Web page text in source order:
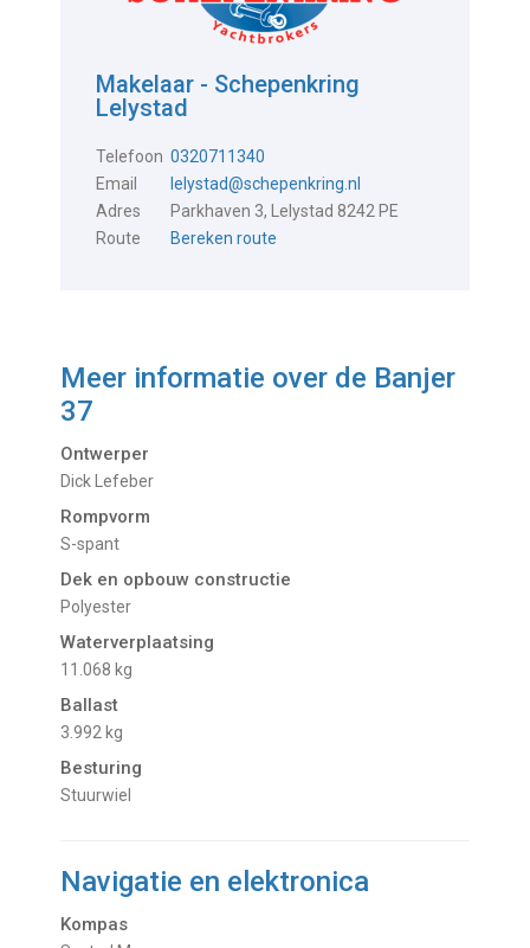
Makelaar - Schepenkring
Lelystad
Telefoon 0320711340
Email
lelystad@schepenkring.nl
Adres
Parkhaven 3, Lelystad 8242 PE
Route
Bereken route
Meer informatie over de Banjer
37
Ontwerper
Dick Lefeber
Rompvorm
S-spant
Dek en opbouw constructie
Polyester
Waterverplaatsing
11.068 kg
Ballast
3.992 kg
Besturing
Stuurwiel
Navigatie en elektronica
Kompas